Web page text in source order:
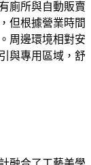
廁所與自動販賣
但根據營業時間
周邊環境相對安
與專用區域，舒